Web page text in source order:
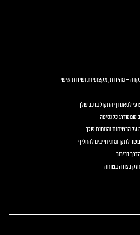
– מהירות, מקצועיות ושירות אישי
לסאנרוף התקול ברכב שלך
שמשדרג כל נסיעה
הבטיחות והנוחות שלך
לתקן ומתי חייבים להחליף
בבירור
בצורה בטוחה